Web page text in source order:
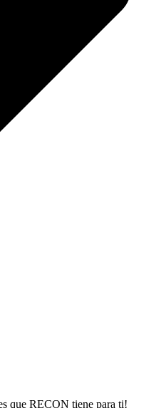
que RECON tiene para ti!